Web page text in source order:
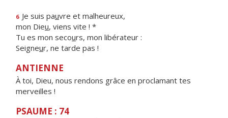
6 Je suis pauvre et malheureux,
mon Dieu, viens vite ! *
Tu es mon secours, mon libérateur :
Seigneur, ne tarde pas !
ANTIENNE
À toi, Dieu, nous rendons grâce en proclamant tes
merveilles !
PSAUME : 74